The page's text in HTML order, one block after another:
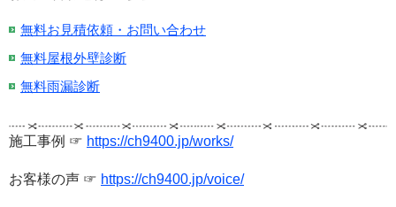
無料お見積依頼・お問い合わせ
無料屋根外壁診断
無料雨漏診断
施工事例 ☞ https://ch9400.jp/works/
お客様の声 ☞ https://ch9400.jp/voice/